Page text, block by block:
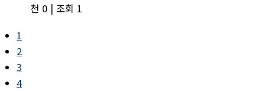
천 0 | 조회 1
1
2
3
4